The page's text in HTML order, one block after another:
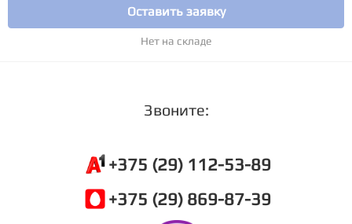
Оставить заявку
Нет на складе
Звоните:
+375 (29) 112-53-89
+375 (29) 869-87-39